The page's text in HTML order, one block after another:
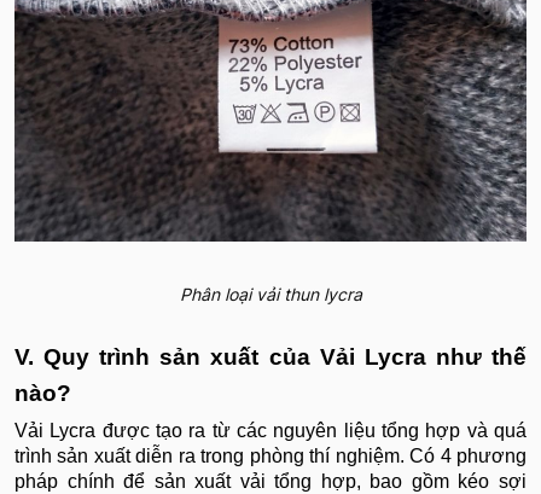
Phân loại vải thun lycra
V. Quy trình sản xuất của Vải Lycra như thế
nào?
Vải Lycra được tạo ra từ các nguyên liệu tổng hợp và quá
trình sản xuất diễn ra trong phòng thí nghiệm. Có 4 phương
pháp chính để sản xuất vải tổng hợp, bao gồm kéo sợi